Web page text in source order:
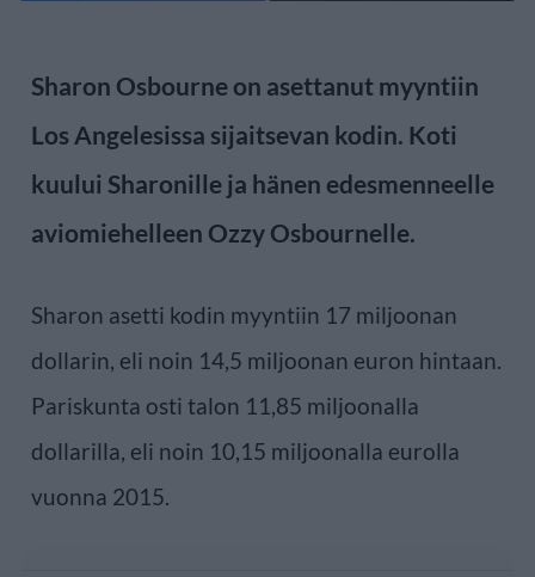
Sharon Osbourne on asettanut myyntiin
Los Angelesissa sijaitsevan kodin. Koti
kuului Sharonille ja hänen edesmenneelle
aviomiehelleen Ozzy Osbournelle.
Sharon asetti kodin myyntiin 17 miljoonan
dollarin, eli noin 14,5 miljoonan euron hintaan.
Pariskunta osti talon 11,85 miljoonalla
dollarilla, eli noin 10,15 miljoonalla eurolla
vuonna 2015.